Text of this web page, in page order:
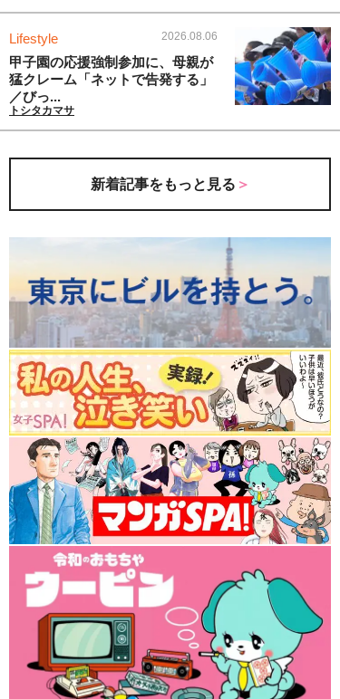
Lifestyle 2026.08.06
甲子園の応援強制参加に、母親が
猛クレーム「ネットで告発する」
／びっ...
トシタカマサ
新着記事をもっと見る